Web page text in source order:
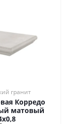
гранит
Корредо
матовый